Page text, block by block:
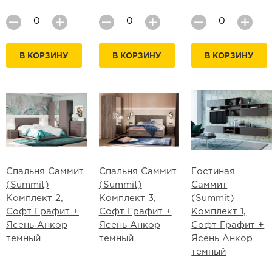
В КОРЗИНУ В КОРЗИНУ В КОРЗИНУ
Спальня Саммит
(Summit)
Комплект 2,
Софт Графит +
Ясень Анкор
темный
Спальня Саммит
(Summit)
Комплект 3,
Софт Графит +
Ясень Анкор
темный
Гостиная
Саммит
(Summit)
Комплект 1,
Софт Графит +
Ясень Анкор
темный